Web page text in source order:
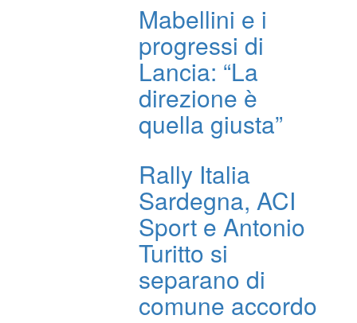
Mabellini e i
progressi di
Lancia: “La
direzione è
quella giusta”
Rally Italia
Sardegna, ACI
Sport e Antonio
Turitto si
separano di
comune accordo